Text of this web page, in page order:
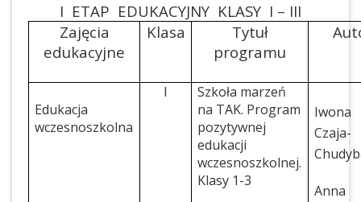
I ETAP EDUKACYJNY KLASY I – III
Zajęcia
edukacyjne
Klasa
Tytuł
programu
Edukacja
wczesnoszkolna
I
Szkoła marzeń
na TAK. Program
pozytywnej
edukacji
wczesnoszkolnej.
Klasy 1-3
Iwona
Czaja-
Anna